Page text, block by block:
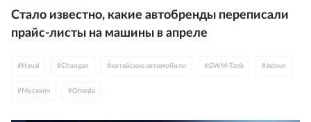
Стало известно, какие автобренды переписали
прайс-листы на машины в апреле
# Haval #Changan #китайские автомобили #GWM-Tank # Jetour
# Москвич #Omoda